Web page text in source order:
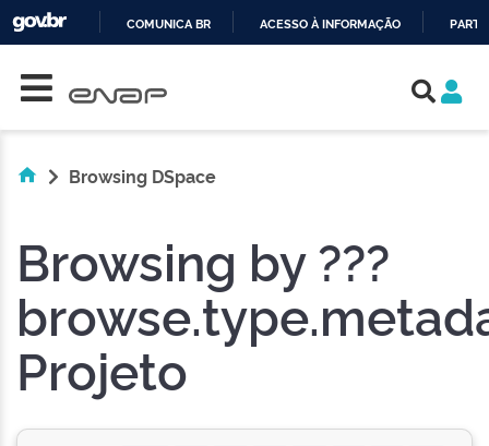
COMUNICA BR ACESSO À INFORMAÇÃO
Browsing DSpace
Browsing by ???
Projeto